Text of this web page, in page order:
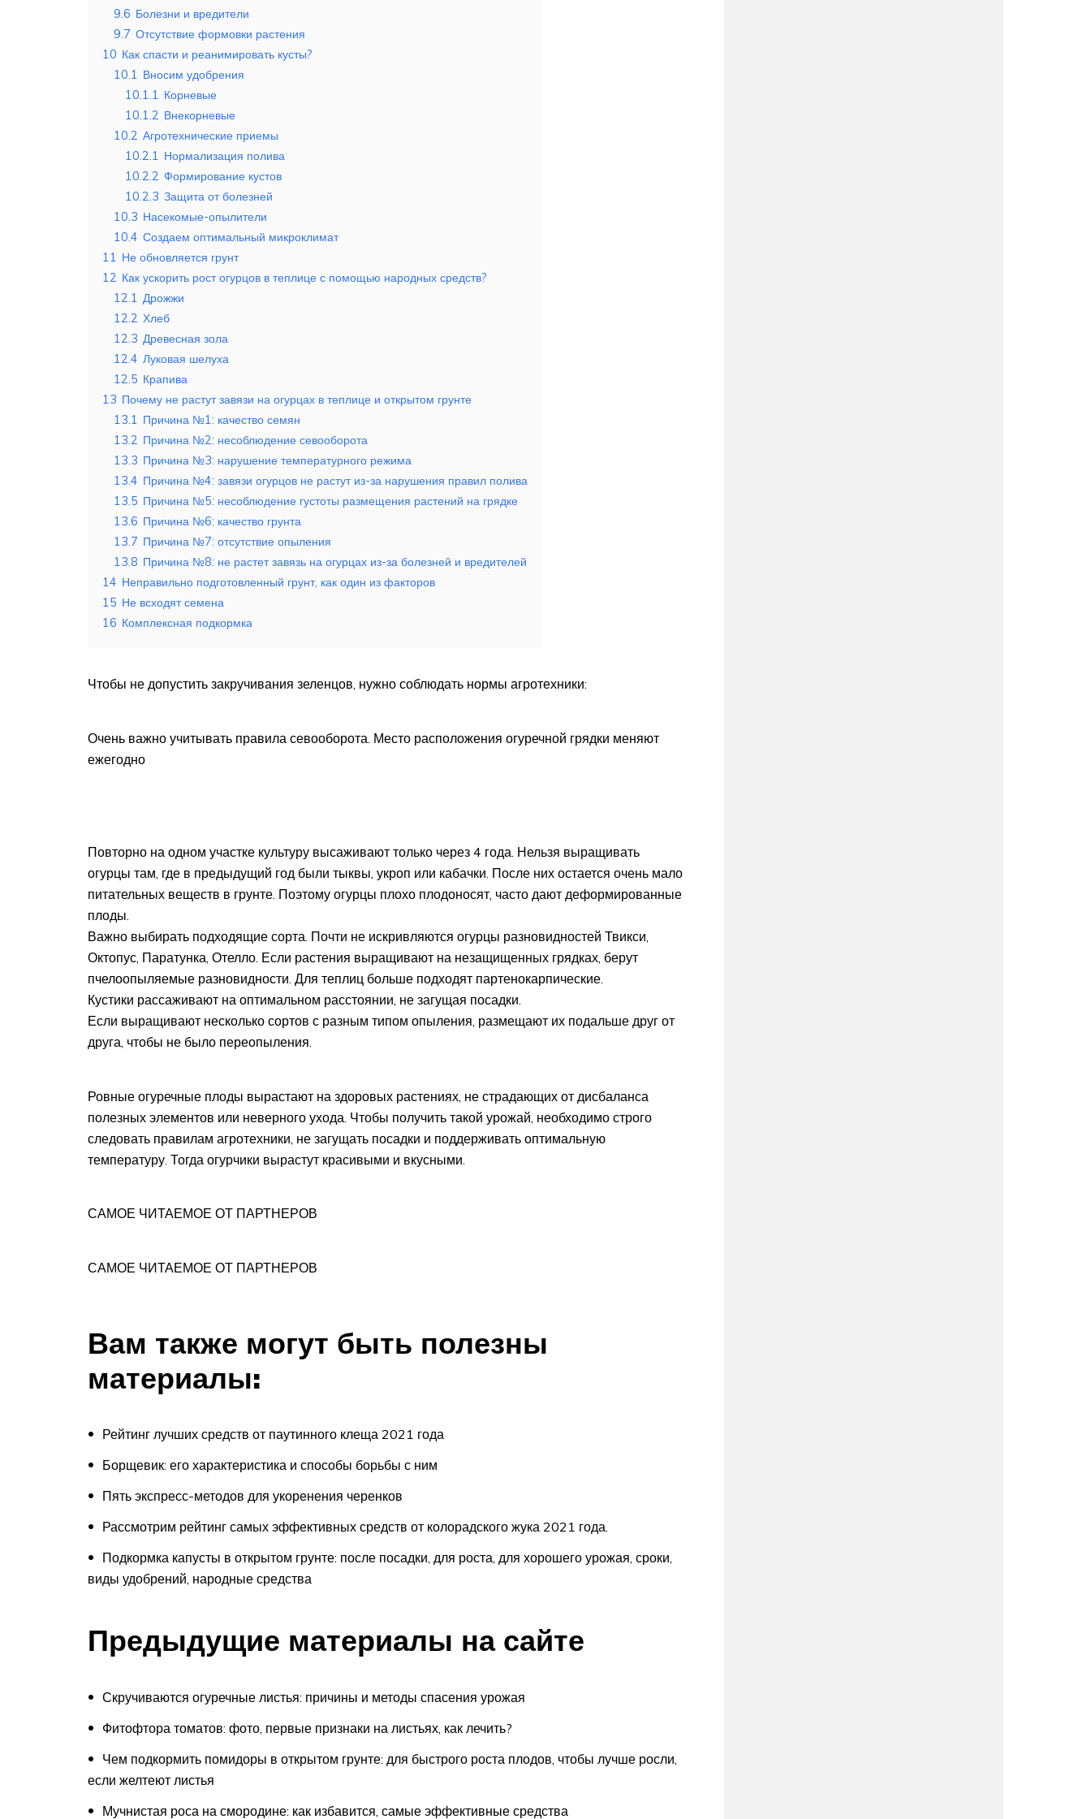
9.6 Болезни и вредители
9.7 Отсутствие формовки растения
10 Как спасти и реанимировать кусты?
10.1 Вносим удобрения
10.1.1 Корневые
10.1.2 Внекорневые
10.2 Агротехнические приемы
10.2.1 Нормализация полива
10.2.2 Формирование кустов
10.2.3 Защита от болезней
10.3 Насекомые-опылители
10.4 Создаем оптимальный микроклимат
11 Не обновляется грунт
12 Как ускорить рост огурцов в теплице с помощью народных средств?
12.1 Дрожжи
12.2 Хлеб
12.3 Древесная зола
12.4 Луковая шелуха
12.5 Крапива
13 Почему не растут завязи на огурцах в теплице и открытом грунте
13.1 Причина №1: качество семян
13.2 Причина №2: несоблюдение севооборота
13.3 Причина №3: нарушение температурного режима
13.4 Причина №4: завязи огурцов не растут из-за нарушения правил полива
13.5 Причина №5: несоблюдение густоты размещения растений на грядке
13.6 Причина №6: качество грунта
13.7 Причина №7: отсутствие опыления
13.8 Причина №8: не растет завязь на огурцах из-за болезней и вредителей
14 Неправильно подготовленный грунт, как один из факторов
15 Не всходят семена
16 Комплексная подкормка
Чтобы не допустить закручивания зеленцов, нужно соблюдать нормы агротехники:
Очень важно учитывать правила севооборота. Место расположения огуречной грядки меняют
ежегодно
Повторно на одном участке культуру высаживают только через 4 года. Нельзя выращивать
огурцы там, где в предыдущий год были тыквы, укроп или кабачки. После них остается очень мало
питательных веществ в грунте. Поэтому огурцы плохо плодоносят, часто дают деформированные
плоды.
Важно выбирать подходящие сорта. Почти не искривляются огурцы разновидностей Твикси,
Октопус, Паратунка, Отелло. Если растения выращивают на незащищенных грядках, берут
пчелоопыляемые разновидности. Для теплиц больше подходят партенокарпические.
Кустики рассаживают на оптимальном расстоянии, не загущая посадки.
Если выращивают несколько сортов с разным типом опыления, размещают их подальше друг от
друга, чтобы не было переопыления.
Ровные огуречные плоды вырастают на здоровых растениях, не страдающих от дисбаланса
полезных элементов или неверного ухода. Чтобы получить такой урожай, необходимо строго
следовать правилам агротехники, не загущать посадки и поддерживать оптимальную
температуру. Тогда огурчики вырастут красивыми и вкусными.
САМОЕ ЧИТАЕМОЕ ОТ ПАРТНЕРОВ
САМОЕ ЧИТАЕМОЕ ОТ ПАРТНЕРОВ
Вам также могут быть полезны
материалы:
Рейтинг лучших средств от паутинного клеща 2021 года
Борщевик: его характеристика и способы борьбы с ним
Пять экспресс-методов для укоренения черенков
Рассмотрим рейтинг самых эффективных средств от колорадского жука 2021 года.
Подкормка капусты в открытом грунте: после посадки, для роста, для хорошего урожая, сроки,
виды удобрений, народные средства
Предыдущие материалы на сайте
Скручиваются огуречные листья: причины и методы спасения урожая
Фитофтора томатов: фото, первые признаки на листьях, как лечить?
Чем подкормить помидоры в открытом грунте: для быстрого роста плодов, чтобы лучше росли,
если желтеют листья
Мучнистая роса на смородине: как избавится, самые эффективные средства